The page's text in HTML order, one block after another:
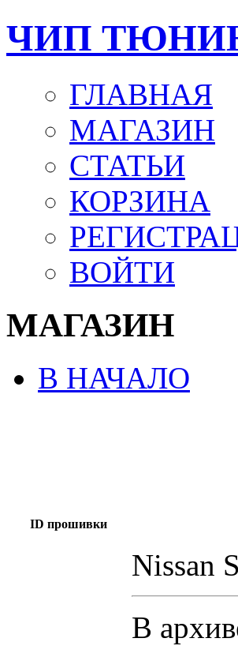
ЧИП
ГЛАВНАЯ
МАГАЗИН
СТАТЬИ
КОРЗИНА
ВОЙТИ
МАГАЗИН
В НАЧАЛО
ID прошивки
Nissan
В